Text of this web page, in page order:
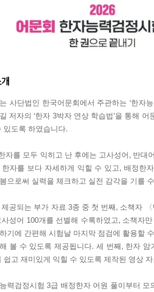
사단법인 한국어문회에서 주관하는 ‘한자
저자의 ‘한자 3박자 연상 학습법’을 통해
있도록 하였습니다.
자를 모두 익히고 난 후에는 고사성어, 반대
한자를 보다 자세하게 익힐 수 있고, 배정한
으로써 실력을 체크하고 실전 감각을 기를
제공되는 부가 자료 3종 중 첫 번째, 소책자
사성어 100개를 선별해 수록하였고, 소책자
기에 간편해 시험날 마지막 점검에 활용할
볼 수 있도록 제공됩니다. 세 번째, 한자
쉽고 재미있게 익힐 수 있도록 제작된 영상
력검정시험 3급 배정한자 어원 풀이부터